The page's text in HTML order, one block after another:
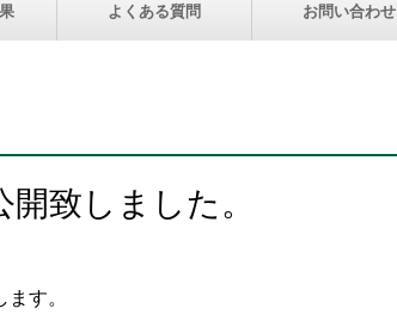
よくある質問 お問い合わせ
致しました。
す。